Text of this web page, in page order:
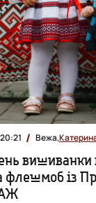
20:21 Вежа,
флешмоб із